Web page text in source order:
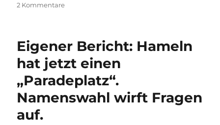
2 Kommentarezu
Lessing-
Eigener Bericht: Hameln
hat jetzt einen
„Paradeplatz“.
Namenswahl wirft Fragen
auf.